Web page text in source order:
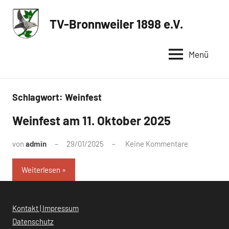
Zum
Inhalt
springen
TV-Bronnweiler 1898 e.V.
Sportverein
Menü
Schlagwort: Weinfest
Weinfest am 11. Oktober 2025
von admin 29/01/2025 Keine Kommentare
Weiterlesen
Kontakt | Impressum
Datenschutz